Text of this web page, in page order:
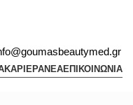
ΚΑΡΙΕΡΑΝΕΑΕΠΙΚΟΙΝΩΝΙΑ